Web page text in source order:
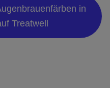
in
Treatwell